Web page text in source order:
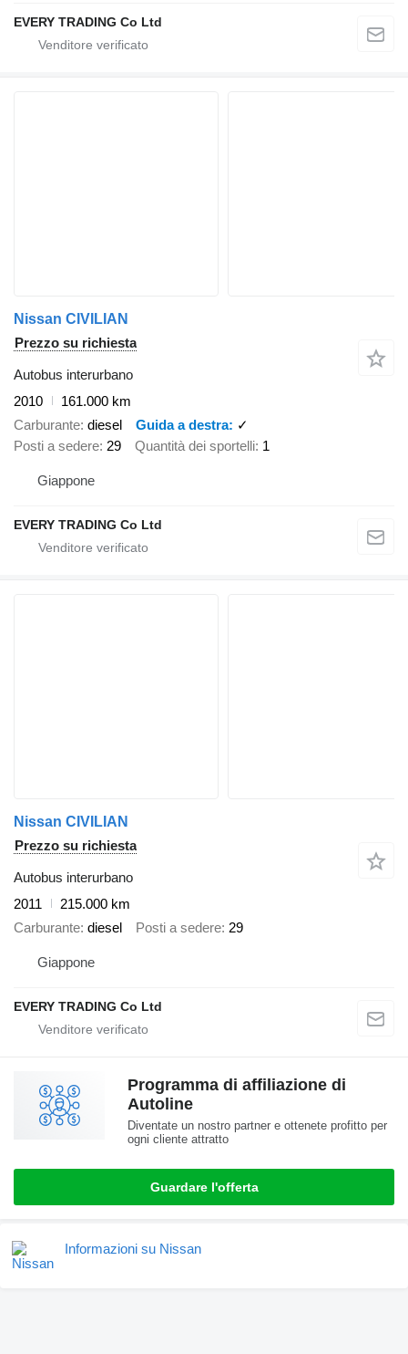
EVERY TRADING Co Ltd
Nissan CIVILIAN
Prezzo su richiesta
Autobus interurbano
2010
161.000 km
Carburante diesel Guida a destra
✓
Posti a sedere 29 Quantità dei sportelli 1
Giappone
EVERY TRADING Co Ltd
Nissan CIVILIAN
Prezzo su richiesta
Autobus interurbano
2011
215.000 km
Carburante diesel Posti a sedere 29
Giappone
EVERY TRADING Co Ltd
Programma di affiliazione di
Autoline
Diventate un nostro partner e ottenete profitto per
ogni cliente attratto
Guardare l'offerta
Informazioni su Nissan